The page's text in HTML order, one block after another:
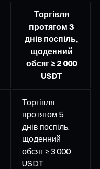
Торгівля
протягом 3
днів поспіль,
щоденний
обсяг ≥ 2 000
USDT
Торгівля
протягом 5
днів поспіль,
щоденний
обсяг ≥ 3 000
USDT